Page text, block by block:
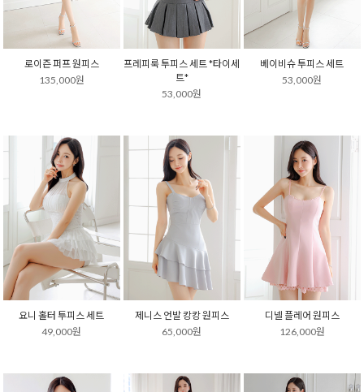
로이즌 퍼프 원피스
135,000원
프레피룩 투피스 세트 *타이세
트*
53,000원
베이비슈 투피스 세트
53,000원
요니 홀터 투피스 세트
49,000원
제니스 언발 캉캉 원피스
65,000원
디넬 플레어 원피스
126,000원